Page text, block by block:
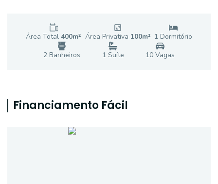
Área Total 400m² Área Privativa 100m² 1 Dormitório
2 Banheiros 1 Suíte 10Vagas
Financiamento Fácil